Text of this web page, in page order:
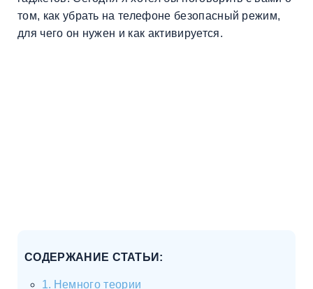
том, как убрать на телефоне безопасный режим,
для чего он нужен и как активируется.
СОДЕРЖАНИЕ СТАТЬИ:
Немного теории